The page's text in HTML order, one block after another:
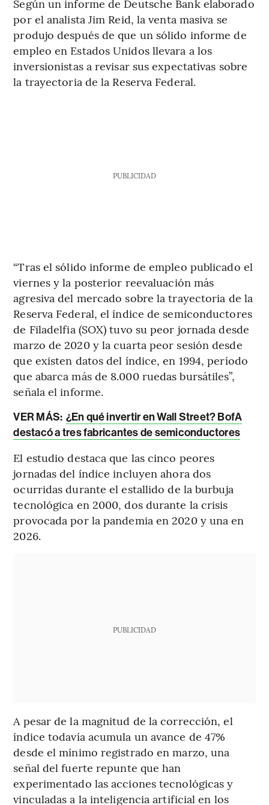
Según un informe de Deutsche Bank elaborado
por el analista Jim Reid, la venta masiva se
produjo después de que un sólido informe de
empleo en Estados Unidos llevara a los
inversionistas a revisar sus expectativas sobre
la trayectoria de la Reserva Federal.
PUBLICIDAD
“Tras el sólido informe de empleo publicado el
viernes y la posterior reevaluación más
agresiva del mercado sobre la trayectoria de la
Reserva Federal, el índice de semiconductores
de Filadelfia (SOX) tuvo su peor jornada desde
marzo de 2020 y la cuarta peor sesión desde
que existen datos del índice, en 1994, período
que abarca más de 8.000 ruedas bursátiles”,
señala el informe.
VER MÁS: ¿En qué invertir en Wall Street? BofA
destacó a tres fabricantes de semiconductores
El estudio destaca que las cinco peores
jornadas del índice incluyen ahora dos
ocurridas durante el estallido de la burbuja
tecnológica en 2000, dos durante la crisis
provocada por la pandemia en 2020 y una en
2026.
PUBLICIDAD
A pesar de la magnitud de la corrección, el
índice todavía acumula un avance de 47%
desde el mínimo registrado en marzo, una
señal del fuerte repunte que han
experimentado las acciones tecnológicas y
vinculadas a la inteligencia artificial en los